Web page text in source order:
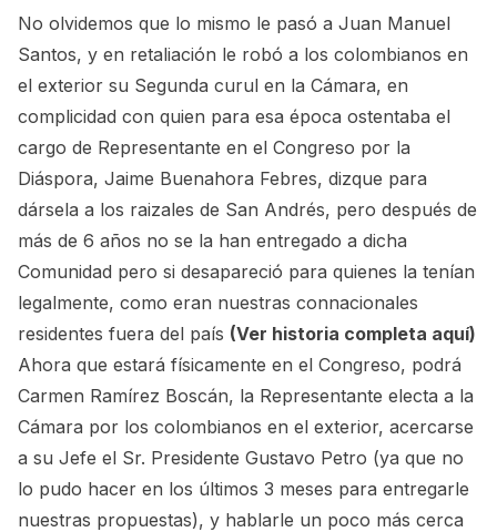
No olvidemos que lo mismo le pasó a Juan Manuel
Santos, y en retaliación le robó a los colombianos en
el exterior su Segunda curul en la Cámara, en
complicidad con quien para esa época ostentaba el
cargo de Representante en el Congreso por la
Diáspora, Jaime Buenahora Febres, dizque para
dársela a los raizales de San Andrés, pero después de
más de 6 años no se la han entregado a dicha
Comunidad pero si desapareció para quienes la tenían
legalmente, como eran nuestras connacionales
residentes fuera del país (Ver historia completa aquí)
Ahora que estará físicamente en el Congreso, podrá
Carmen Ramírez Boscán, la Representante electa a la
Cámara por los colombianos en el exterior, acercarse
a su Jefe el Sr. Presidente Gustavo Petro (ya que no
lo pudo hacer en los últimos 3 meses para entregarle
nuestras propuestas), y hablarle un poco más cerca